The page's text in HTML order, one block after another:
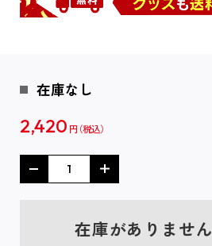
在庫なし
2,420 円
在庫がありません